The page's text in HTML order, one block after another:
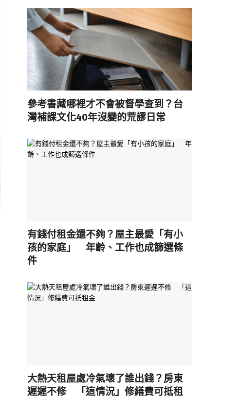
參考書藏哪裡才不會被督學查到？台
灣補課文化40年沒變的荒謬日常
有錢付租金還不夠？屋主最愛「有小
孩的家庭」 年齡、工作也成篩選條
件
大熱天租屋處冷氣壞了誰出錢？房東
遲遲不修 「這情況」修繕費可抵租